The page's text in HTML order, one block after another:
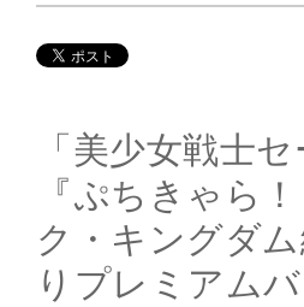
「美少女戦士
『ぷちきゃら
ク・キングダ
りプレミアム